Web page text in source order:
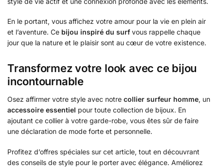
En le portant, vous affichez votre amour pour la vie en plein air
et l’aventure. Ce bijou inspiré du surfvous rappelle chaque
jour que la nature et le plaisir sont au cœur de votre existence.
Transformez votre look avec ce bijou
incontournable
Osez affirmer votre style avec notre collier surfeur homme, un
accessoire essentiel pour toute collection de bijoux. En
ajoutant ce collier à votre garde-robe, vous êtes sûr de faire
une déclaration de mode forte et personnelle.
Profitez d’offres spéciales sur cet article, tout en découvrant
des conseils de style pour le porter avec élégance. Améliorez